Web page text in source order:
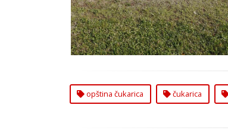
opština čukarica čukarica